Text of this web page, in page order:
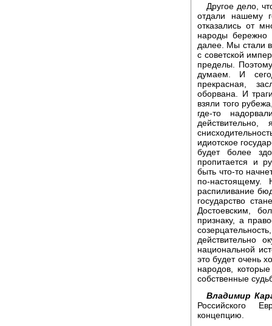
Другое дело,
отдали нашему
отказались от
народы бережно
далее. Мы стали
с советской
пределы.
думаем. И
прекрасная,
оборвана. И
взяли того
где-то
идиотское
будет более
пропитается и
быть что-то
по-
распиливание
государство
Достоевским,
признаку, а
действительно
национальной
это будет очень
народов,
собственные
Владимир
Российского
концепцию.